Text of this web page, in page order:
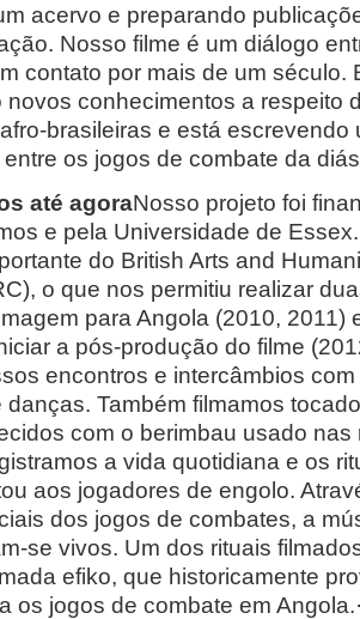
acervo e preparando
Nosso filme é um diálogo
contato por mais de um século.
novos conhecimentos a respeito
brasileiras e está escrevendo
os jogos de combate da
até agoraNosso projeto foi
e pela Universidade de
do British Arts and
o que nos permitiu realizar
para Angola (2010, 2011)
a pós-produção do filme
encontros e intercâmbios
danças. Também filmamos
com o berimbau usado
a vida quotidiana e os
aos jogadores de engolo.
dos jogos de combates, a
se vivos. Um dos rituais
efiko, que historicamente
os jogos de combate em